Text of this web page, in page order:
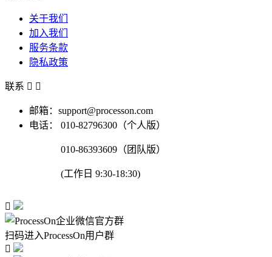
关于我们
加入我们
服务条款
隐私政策
联系  
邮箱：support@processon.com
电话：
010-82796300（个人版）
010-86393609（团队版）
(工作日 9:30-18:30)

扫码进入ProcessOn用户群
